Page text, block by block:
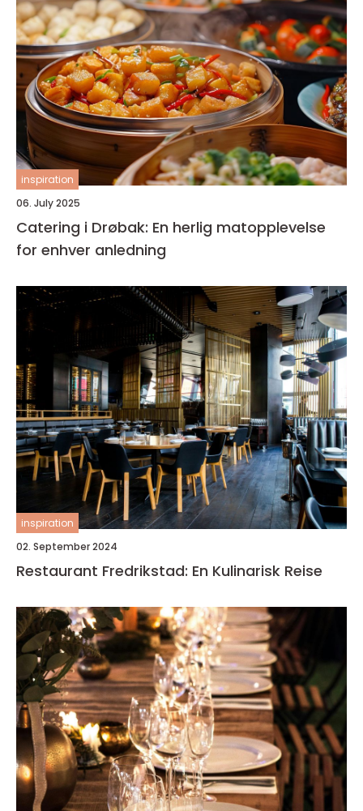
inspiration
06. July 2025
Catering i Drøbak: En herlig matopplevelse
for enhver anledning
inspiration
02. September 2024
Restaurant Fredrikstad: En Kulinarisk Reise